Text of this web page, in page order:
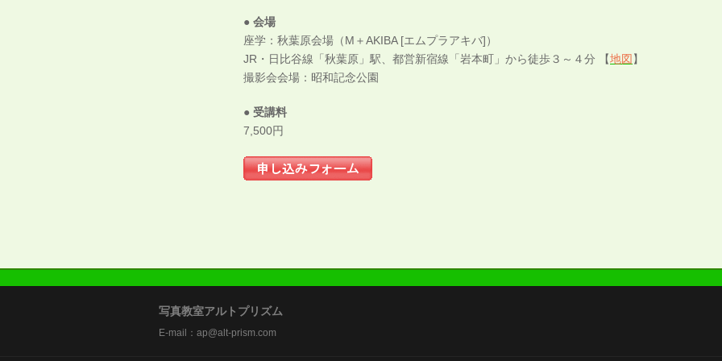
● 会場
座学：秋葉原会場（M＋AKIBA [エムプラアキバ]）
JR・日比谷線「秋葉原」駅、都営新宿線「岩本町」から徒歩３～４分 【地図 】
撮影会会場：昭和記念公園
● 受講料
7,500円
写真教室アルトプリズム
E-mail：ap@alt-prism.com